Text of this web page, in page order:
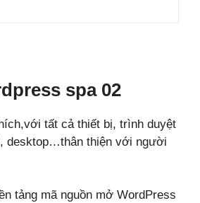
spa 02
tất cả thiết bị, trình duyệt
desktop…thân thiện với người
tảng mã nguồn mở WordPress